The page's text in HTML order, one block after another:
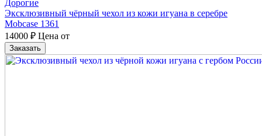
Дорогие
Эксклюзивный чёрный чехол из кожи игуана в серебре
Mobcase 1361
14000 ₽ Цена от
Заказать